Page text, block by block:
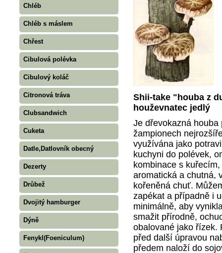
Chléb
Chléb s máslem
Chřest
Cibulová polévka
Cibulový koláč
Citronová tráva
Clubsandwich
Cuketa
Datle,Datlovník obecný
Dezerty
Drůbež
Dvojitý hamburger
Dýně
Fenykl(Foeniculum)
Shii-take "houba z
houževnatec jedlý
Je dřevokazná
žampionech
využívána jako
kuchyni do polévek,
kombinace s
aromatická a chutná,
kořeněná chuť.
zapékat a případně i
minimálně, aby
smažit přírodně,
obalované jako řízek.
před další úpravou
předem naloží do